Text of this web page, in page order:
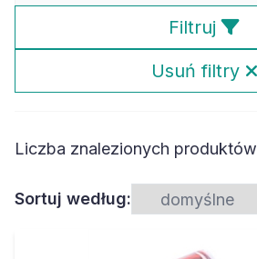
Filtruj
Usuń filtry
Liczba znalezionych produktów
Sortuj według: